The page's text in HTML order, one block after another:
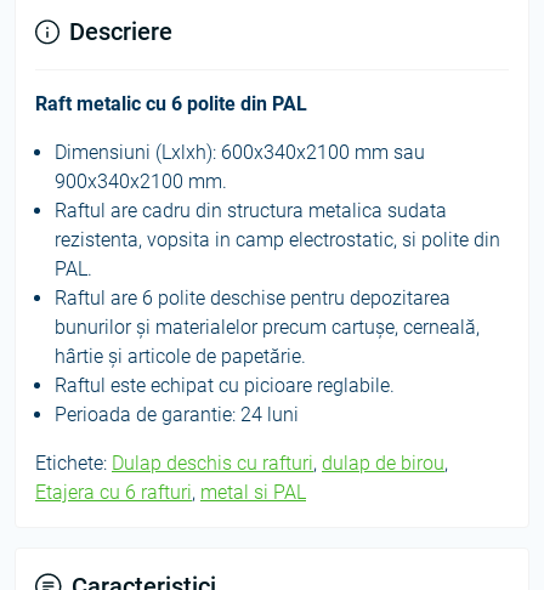
Descriere
Raft metalic cu 6 polite din PAL
Dimensiuni (Lxlxh): 600x340x2100 mm sau
900x340x2100 mm.
Raftul are cadru din structura metalica sudata
rezistenta, vopsita in camp electrostatic, si polite din
PAL.
Raftul are 6 polite deschise pentru depozitarea
bunurilor și materialelor precum cartușe, cerneală,
hârtie și articole de papetărie.
Raftul este echipat cu picioare reglabile.
Perioada de garantie: 24 luni
Etichete: Dulap deschis cu rafturi, dulap de birou,
Etajera cu 6 rafturi, metal si PAL